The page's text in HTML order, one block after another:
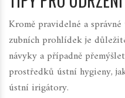
Kromě pravidelné a
zubních prohlídek je
návyky a případně
prostředků ústní hygieny,
ústní irigátory.